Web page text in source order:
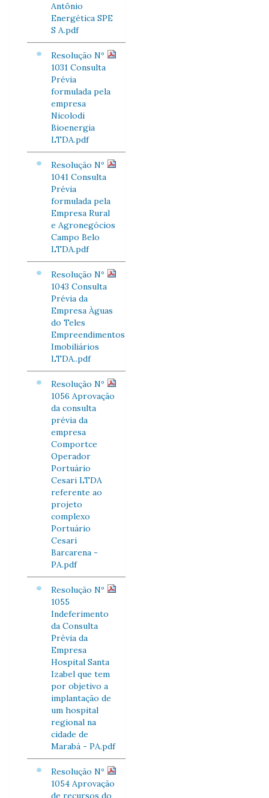
Antônio
Energética SPE
S A.pdf
Resolução Nº
1031 Consulta
Prévia
formulada pela
empresa
Nicolodi
Bioenergia
LTDA.pdf
Resolução Nº
1041 Consulta
Prévia
formulada pela
Empresa Rural
e Agronegócios
Campo Belo
LTDA.pdf
Resolução Nº
1043 Consulta
Prévia da
Empresa Àguas
do Teles
Empreendimentos
Imobiliários
LTDA..pdf
Resolução Nº
1056 Aprovação
da consulta
prévia da
empresa
Comportce
Operador
Portuário
Cesari LTDA
referente ao
projeto
complexo
Portuário
Cesari
Barcarena -
PA.pdf
Resolução Nº
1055
Indeferimento
da Consulta
Prévia da
Empresa
Hospital Santa
Izabel que tem
por objetivo a
implantação de
um hospital
regional na
cidade de
Marabá - PA.pdf
Resolução Nº
1054 Aprovação
de recursos do